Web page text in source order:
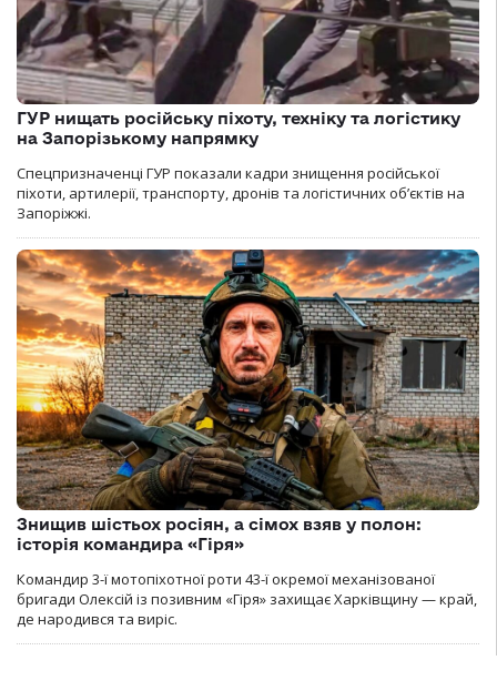
ГУР нищать російську піхоту, техніку та логістику
на Запорізькому напрямку
Спецпризначенці ГУР показали кадри знищення російської
піхоти, артилерії, транспорту, дронів та логістичних об’єктів на
Запоріжжі.
Знищив шістьох росіян, а сімох взяв у полон:
історія командира «Гіря»
Командир 3-ї мотопіхотної роти 43-ї окремої механізованої
бригади Олексій із позивним «Гіря» захищає Харківщину — край,
де народився та виріс.